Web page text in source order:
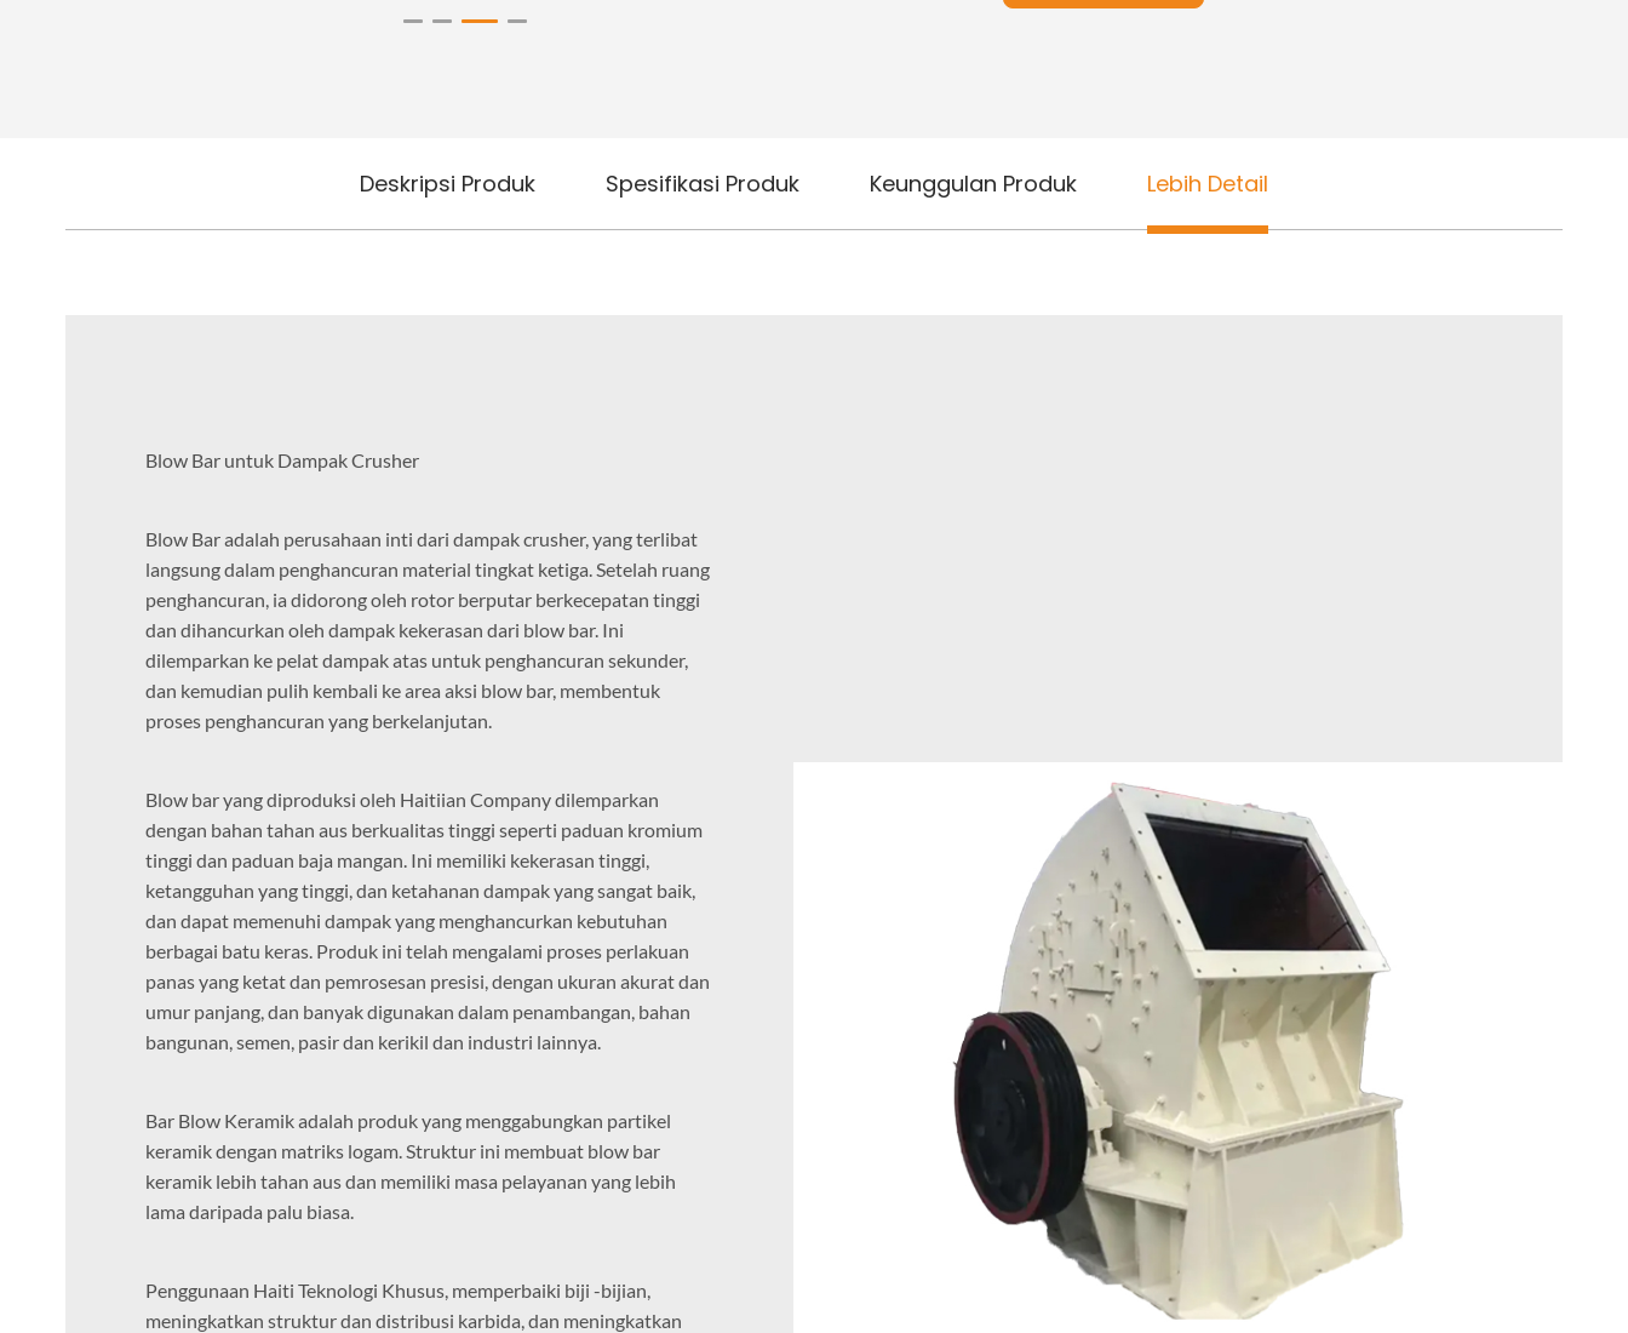
Deskripsi Produk Spesifikasi Produk Keunggulan Produk Lebih Detail
Blow Bar untuk Dampak Crusher
Blow Bar adalah perusahaan inti dari dampak crusher, yang terlibat
langsung dalam penghancuran material tingkat ketiga. Setelah ruang
penghancuran, ia didorong oleh rotor berputar berkecepatan tinggi
dan dihancurkan oleh dampak kekerasan dari blow bar. Ini
dilemparkan ke pelat dampak atas untuk penghancuran sekunder,
dan kemudian pulih kembali ke area aksi blow bar, membentuk
proses penghancuran yang berkelanjutan.
Blow bar yang diproduksi oleh Haitiian Company dilemparkan
dengan bahan tahan aus berkualitas tinggi seperti paduan kromium
tinggi dan paduan baja mangan. Ini memiliki kekerasan tinggi,
ketangguhan yang tinggi, dan ketahanan dampak yang sangat baik,
dan dapat memenuhi dampak yang menghancurkan kebutuhan
berbagai batu keras. Produk ini telah mengalami proses perlakuan
panas yang ketat dan pemrosesan presisi, dengan ukuran akurat dan
umur panjang, dan banyak digunakan dalam penambangan, bahan
bangunan, semen, pasir dan kerikil dan industri lainnya.
Bar Blow Keramik adalah produk yang menggabungkan partikel
keramik dengan matriks logam. Struktur ini membuat blow bar
keramik lebih tahan aus dan memiliki masa pelayanan yang lebih
lama daripada palu biasa.
Penggunaan Haiti Teknologi Khusus, memperbaiki biji -bijian,
meningkatkan struktur dan distribusi karbida, dan meningkatkan